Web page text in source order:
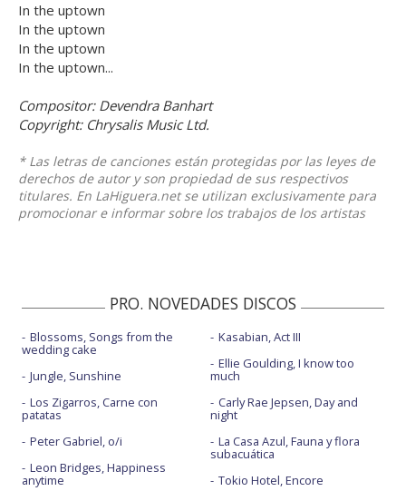
In the uptown
In the uptown
In the uptown
In the uptown...
Compositor: Devendra Banhart
Copyright: Chrysalis Music Ltd.
* Las letras de canciones están protegidas por las leyes de
derechos de autor y son propiedad de sus respectivos
titulares. En LaHiguera.net se utilizan exclusivamente para
promocionar e informar sobre los trabajos de los artistas
PRO. NOVEDADES DISCOS
Blossoms, Songs from the
wedding cake
Jungle, Sunshine
Los Zigarros, Carne con
patatas
Peter Gabriel, o/i
Leon Bridges, Happiness
anytime
Kasabian, Act III
Ellie Goulding, I know too
much
Carly Rae Jepsen, Day and
night
La Casa Azul, Fauna y flora
subacuática
Tokio Hotel, Encore